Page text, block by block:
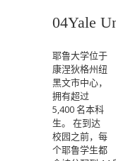
04Yale
耶鲁大学位于
康涅狄格州纽
黑文市中心，
拥有超过
5,400 名本科
生。
在到达
校园之前，每
个耶鲁学生都